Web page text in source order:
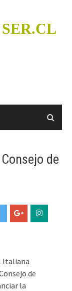
de
Italiana
de
la